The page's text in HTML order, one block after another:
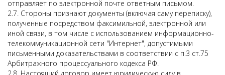
отправляет по электронной почте ответным письмом.
2.7. Стороны признают документы (включая саму переписку),
полученные посредством факсимильной, электронной или
иной связи, в том числе с использованием информационно-
телекоммуникационной сети "Интернет", допустимыми
письменными доказательствами в соответствии с п.3 ст.75
Арбитражного процессуального кодекса РФ.